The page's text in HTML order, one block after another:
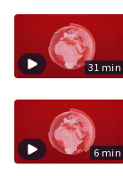
31 min
6 min